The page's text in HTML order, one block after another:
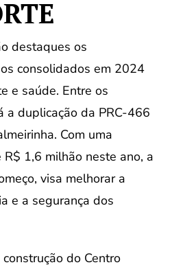
destaques os
consolidados em 2024
e saúde. Entre os
a duplicação da PRC-466
Com uma
1,6 milhão neste ano, a
visa melhorar a
e a segurança dos
do Centro